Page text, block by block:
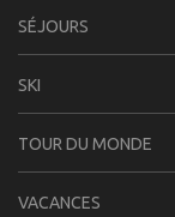
SÉJOURS
SKI
TOUR DU MONDE
VACANCES